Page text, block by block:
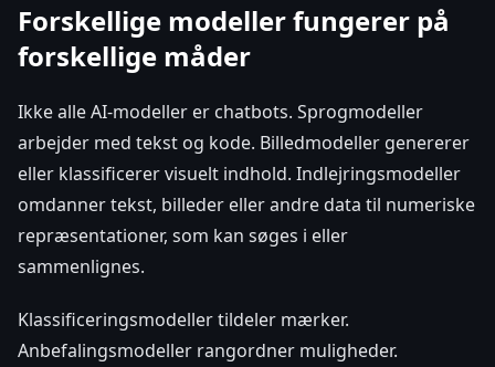
Forskellige modeller fungerer på
forskellige måder
Ikke alle AI-modeller er chatbots. Sprogmodeller
arbejder med tekst og kode. Billedmodeller genererer
eller klassificerer visuelt indhold. Indlejringsmodeller
omdanner tekst, billeder eller andre data til numeriske
repræsentationer, som kan søges i eller
sammenlignes.
Klassificeringsmodeller tildeler mærker.
Anbefalingsmodeller rangordner muligheder.